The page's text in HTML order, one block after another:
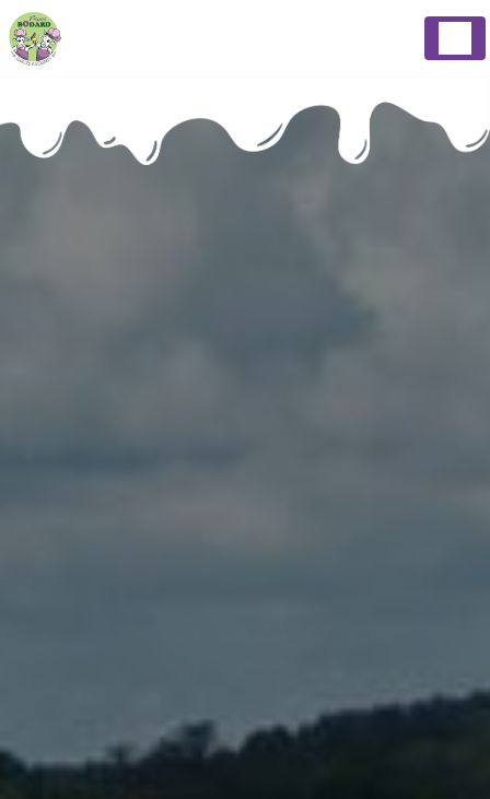
Panneau de gestion des cookies